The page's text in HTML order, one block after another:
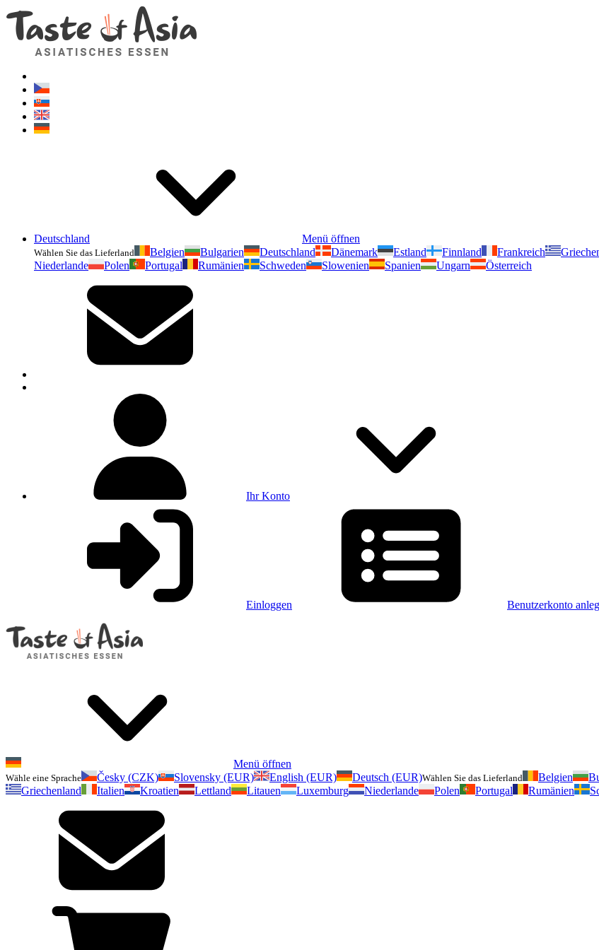
Deutschland Menü öffnen
Wählen Sie das Lieferland Belgien Bulgarien Deutschland Dänemark Estland Finnland Frankreich
Niederlande
Polen Portugal Rumänien Schweden Slowenien Spanien Ungarn Österreich
Ihr Konto
Einloggen Benutzerkonto
Menü öffnen
Wähle eine Sprache Česky (CZK) Slovensky (EUR) English (EUR) Deutsch (EUR)Wählen Sie das Lieferland Belgien
Griechenland
Italien Kroatien Lettland Litauen Luxemburg Niederlande Polen Portugal Rumänien